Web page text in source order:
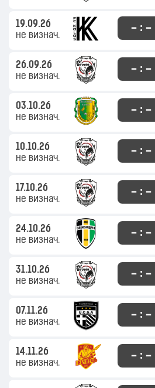
19.09.26
не визнач.
– : –
26.09.26
не визнач.
– : –
03.10.26
не визнач.
– : –
10.10.26
не визнач.
– : –
17.10.26
не визнач.
– : –
24.10.26
не визнач.
– : –
31.10.26
не визнач.
– : –
07.11.26
не визнач.
– : –
14.11.26
не визнач.
– : –